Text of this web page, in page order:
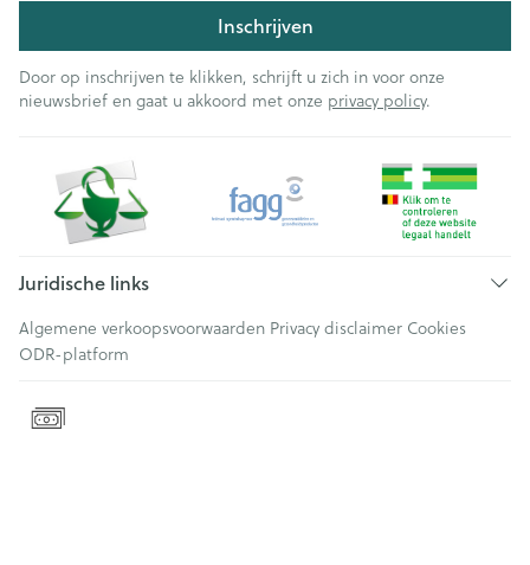
Inschrijven
Door op inschrijven te klikken, schrijft u zich in voor onze
nieuwsbrief en gaat u akkoord met onze privacy policy.
Juridische links
Algemene verkoopsvoorwaarden Privacy disclaimer Cookies
ODR-platform